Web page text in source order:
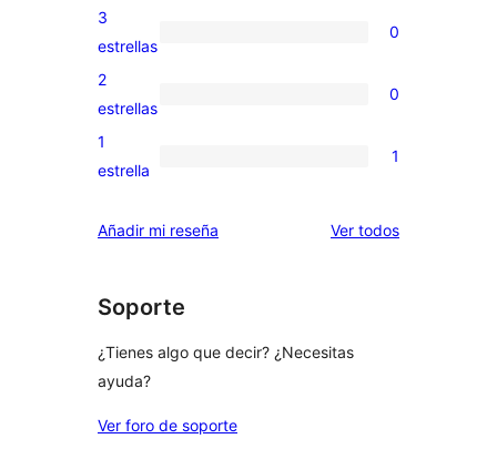
valoraciones
de
0
valoraciones
de
3
estrellas
0
0
valoraciones
de
estrellas
2
estrellas
0
1
de
1
estrella
1
Añadir mi reseña Ver todoslos
Soporte
¿Tienes algo que decir? ¿Necesitas
ayuda?
Ver foro de soporte